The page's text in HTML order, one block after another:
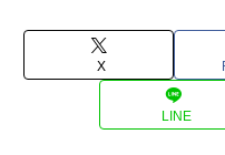
X
LINE